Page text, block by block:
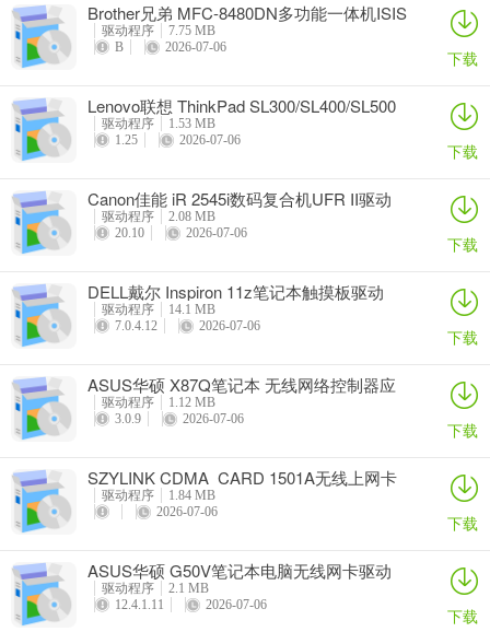
Brother兄弟 MFC-8480DN多功能一体机ISIS
驱动
驱动程序
7.75 MB
B
2026-07-06 下载
Lenovo联想 ThinkPad SL300/SL400/SL500
笔记本BIOS
驱动程序
1.53 MB
1.25
2026-07-06 下载
Canon佳能 iR 2545i数码复合机UFR II驱动
驱动程序
2.08 MB
20.10
2026-07-06 下载
DELL戴尔 Inspiron 11z笔记本触摸板驱动
驱动程序
14.1 MB
7.0.4.12
2026-07-06 下载
ASUS华硕 X87Q笔记本 无线网络控制器应
用程序
驱动程序
1.12 MB
3.0.9
2026-07-06 下载
SZYLINK CDMA_CARD 1501A无线上网卡
驱动程序
1.84 MB
2026-07-06
下载
ASUS华硕 G50V笔记本电脑无线网卡驱动
驱动程序
2.1 MB
12.4.1.11
2026-07-06 下载